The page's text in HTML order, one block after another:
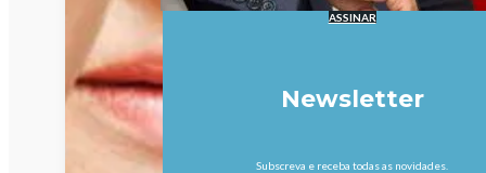
ASSINAR
Newsletter
Subscreva e receba todas as novidades.